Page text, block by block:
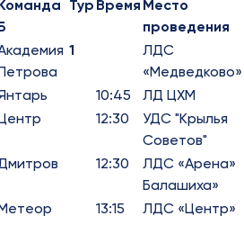
Команда Тур Время Место
проведения
1
ЛДС
«Медведково»
10:45
ЛД ЦХМ
12:30
УДС "Крылья
Советов"
12:30
ЛДС «Арена»
Балашиха»
13:15 ЛДС «Центр»